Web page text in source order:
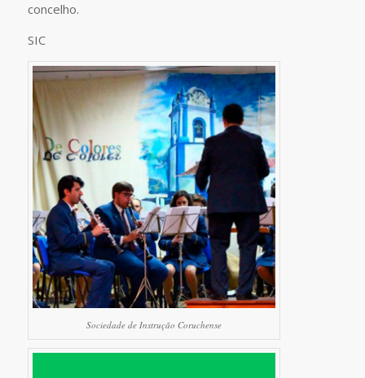
concelho.
SIC
Sociedade de Instrução Coruchense